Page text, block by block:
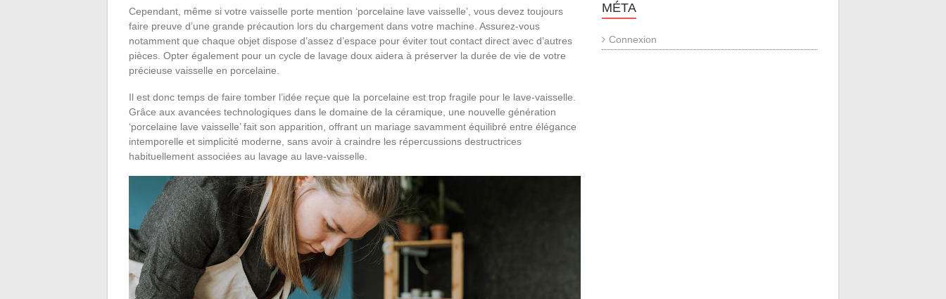
Cependant, même si votre vaisselle porte mention ‘porcelaine lave vaisselle’, vous devez toujours
faire preuve d’une grande précaution lors du chargement dans votre machine. Assurez-vous
notamment que chaque objet dispose d’assez d’espace pour éviter tout contact direct avec d’autres
pièces. Opter également pour un cycle de lavage doux aidera à préserver la durée de vie de votre
précieuse vaisselle en porcelaine.
Il est donc temps de faire tomber l’idée reçue que la porcelaine est trop fragile pour le lave-vaisselle.
Grâce aux avancées technologiques dans le domaine de la céramique, une nouvelle génération
‘porcelaine lave vaisselle’ fait son apparition, offrant un mariage savamment équilibré entre élégance
intemporelle et simplicité moderne, sans avoir à craindre les répercussions destructrices
habituellement associées au lavage au lave-vaisselle.
MÉTA
Connexion